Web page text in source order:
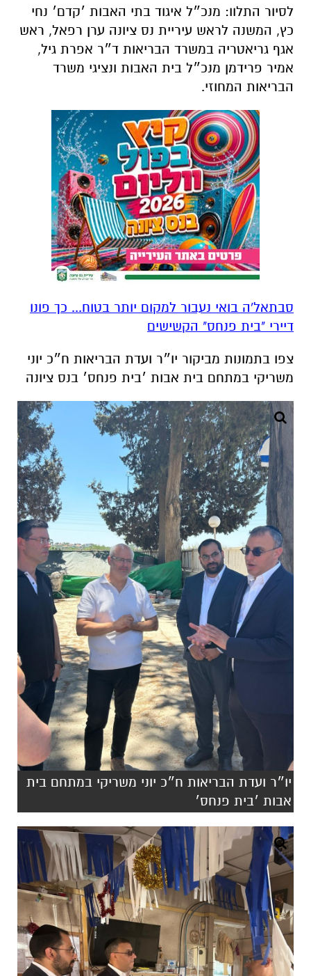
לסיור התלוו: מנכ״ל איגוד בתי האבות ׳קדם׳ נחי
כץ, המשנה לראש עיריית נס ציונה ערן רפאל, ראש
אגף גריאטריה במשרד הבריאות ד״ר אפרת גיל,
אמיר פרידמן מנכ״ל בית האבות ונציגי משרד
הבריאות המחוזי.
סבתאל'ה בואי נעבור למקום יותר בטוח... כך פונו
דיירי "בית פנחס" הקשישים
צפו בתמונות מביקור יו״ר ועדת הבריאות ח״כ יוני
משריקי במתחם בית אבות ׳בית פנחס׳ בנס ציונה
יו״ר ועדת הבריאות ח״כ יוני משריקי במתחם בית
אבות ׳בית פנחס׳